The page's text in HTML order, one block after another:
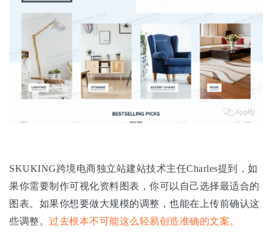
SKUKING跨境电商独立站建站技术主任Charles提到，如
果你需要制作可视化资料图表，你可以自己选择最适合的
图表。如果你想要做大规模的调整，也能在上传前确认这
些调整。 过去根本不可能这么轻易创造准确的文案。